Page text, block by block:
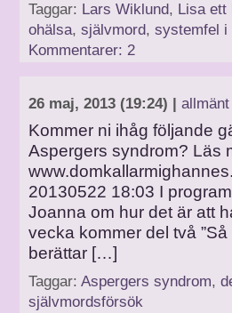
Taggar: Lars Wiklund, Lisa ett
ohälsa, självmord, systemfel i
Kommentarer: 2
26 maj, 2013 (19:24) | allmänt
Kommer ni ihåg följande
Aspergers syndrom? Läs
20130522 18:03 I
Joanna om hur det är att
vecka kommer del två
berättar […]
Taggar: Aspergers syndrom,
självmordsförsök